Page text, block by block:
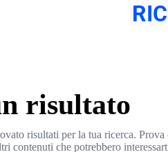
risultato
risultati per la tua ricerca. Prova
contenuti che potrebbero